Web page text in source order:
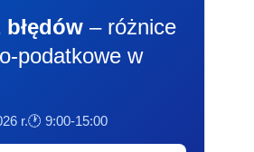
– różnice
podatkowe w
r.🕐 9:00-15:00